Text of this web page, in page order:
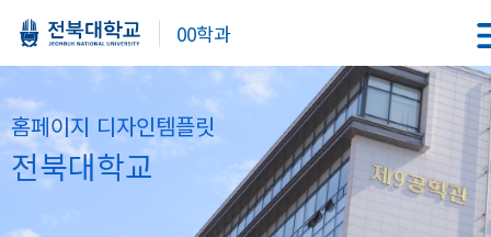
00학과
홈페이지 디자인템플릿
전북대학교